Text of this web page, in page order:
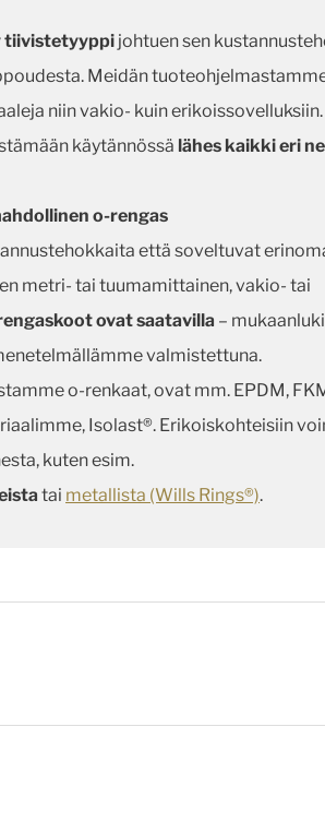
tiivistetyyppi johtuen sen
Meidän
niin vakio- kuin
käytännössä lähes kaikki eri
o-rengas
että soveltuvat
metri- tai tuumamittainen, vakio- tai
ovat saatavilla –
valmistettuna.
o-renkaat, ovat mm. EPDM,
Isolast®. Erikoiskohteisiin
kuten esim.
tai metallista (Wills Rings®).